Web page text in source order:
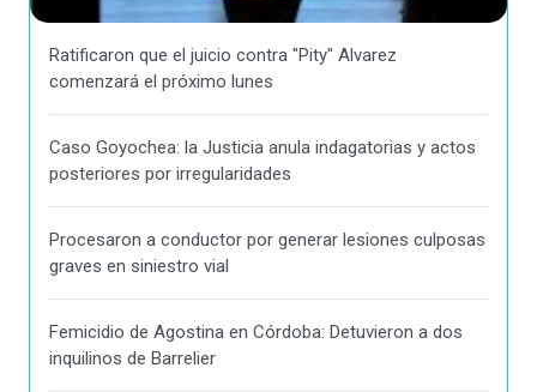
Ratificaron que el juicio contra "Pity" Alvarez
comenzará el próximo lunes
Caso Goyochea: la Justicia anula indagatorias y actos
posteriores por irregularidades
Procesaron a conductor por generar lesiones culposas
graves en siniestro vial
Femicidio de Agostina en Córdoba: Detuvieron a dos
inquilinos de Barrelier